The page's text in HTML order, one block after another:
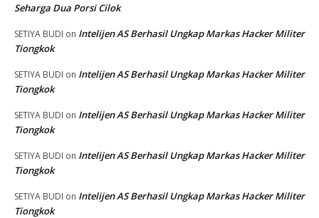
Seharga Dua Porsi Cilok
SETIYA BUDI on Intelijen AS Berhasil Ungkap Markas Hacker Militer
Tiongkok
SETIYA BUDI on Intelijen AS Berhasil Ungkap Markas Hacker Militer
Tiongkok
SETIYA BUDI on Intelijen AS Berhasil Ungkap Markas Hacker Militer
Tiongkok
SETIYA BUDI on Intelijen AS Berhasil Ungkap Markas Hacker Militer
Tiongkok
SETIYA BUDI on Intelijen AS Berhasil Ungkap Markas Hacker Militer
Tiongkok